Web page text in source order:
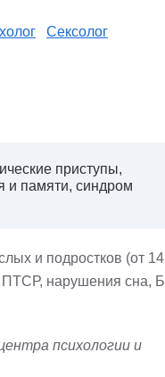
Сексолог
приступы,
и памяти, синдром
и подростков (от 14
ПТСР, нарушения сна,
психологии и